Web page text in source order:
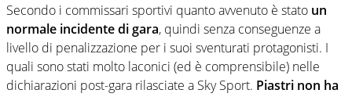
Secondo i commissari sportivi quanto avvenuto è stato un
normale incidente di gara, quindi senza conseguenze a
livello di penalizzazione per i suoi sventurati protagonisti. I
quali sono stati molto laconici (ed è comprensibile) nelle
dichiarazioni post-gara rilasciate a Sky Sport. Piastri non ha